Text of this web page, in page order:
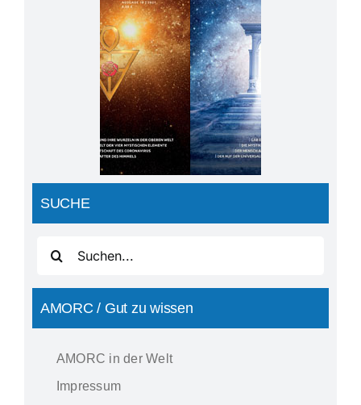
SUCHE
nach:
AMORC / Gut zu wissen
AMORC in der Welt
Impressum